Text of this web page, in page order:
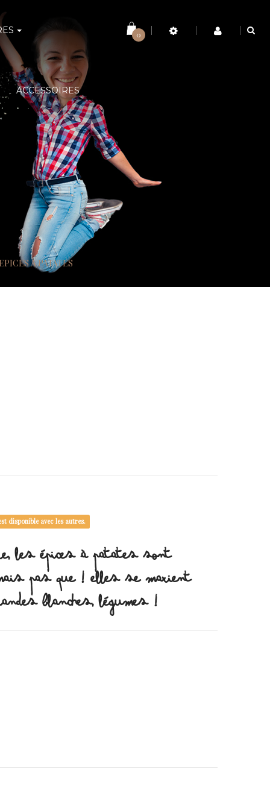
ACCESSOIRES
0
À PATATES
disponible avec les autres.
LES ÉPICES À PATATES SONT
PAS QUE ! ELLES SE MARIENT
BLANCHES, LÉGUMES !